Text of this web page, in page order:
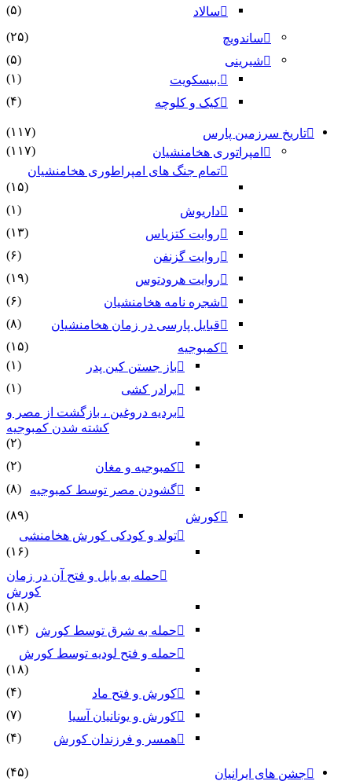
سالاد
(۵)
ساندویچ
(۲۵)
شیرینی
(۵)
.بیسکویت
(۱)
کیک و کلوچه
(۴)
تاریخ سرزمین پارس
(۱۱۷)
امپراتوری هخامنشیان
(۱۱۷)
تمام جنگ های امپراطوری هخامنشیان
(۱۵)
داریوش
(۱)
روایت کتزیاس
(۱۳)
روایت گزنفن
(۶)
روایت هرودتوس
(۱۹)
شجره نامه هخامنشیان
(۶)
قبایل پارسی در زمان هخامنشیان
(۸)
کمبوجیه
(۱۵)
باز جستن کین پدر
(۱)
برادر کشی
(۱)
بردیه دروغین ، بازگشت از مصر و
کشته شدن کمبوجیه
(۲)
کمبوجیه و مغان
(۲)
گشودن مصر توسط کمبوجیه
(۸)
کورش
(۸۹)
تولد و کودکی کورش هخامنشی
(۱۶)
حمله به بابل و فتح آن در زمان
کورش
(۱۸)
حمله به شرق توسط کورش (۱۴)
حمله و فتح لودیه توسط کورش
(۱۸)
کورش و فتح ماد
(۴)
کورش و یونانیان آسیا
(۷)
همسر و فرزندان کورش
(۴)
جشن های ایرانیان
(۴۵)